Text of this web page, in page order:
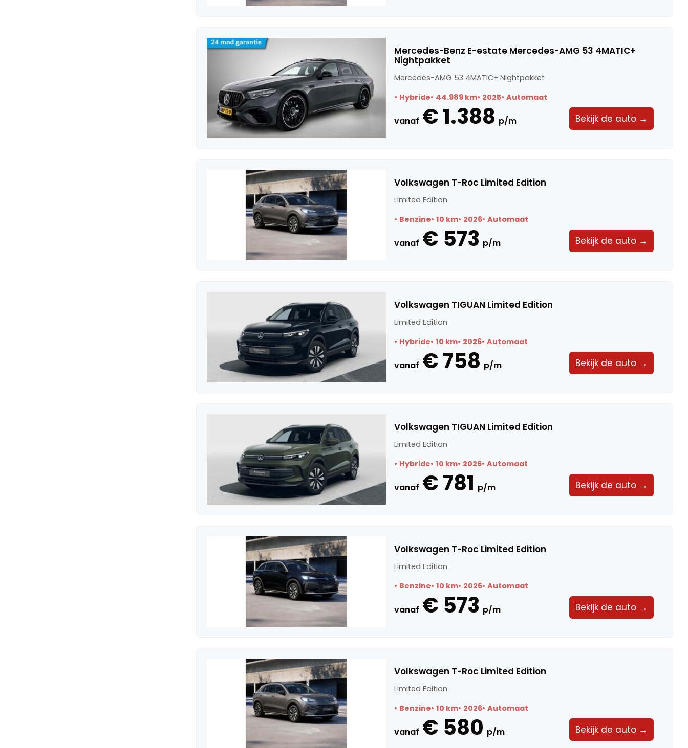
Mercedes-Benz E-estate Mercedes-AMG 53 4MATIC+
Nightpakket
Mercedes-AMG 53 4MATIC+ Nightpakket
Hybride 44.989 km 2025 Automaat
vanaf € 1.388 p/m Bekijk de auto →
Volkswagen T-Roc Limited Edition
Limited Edition
Benzine 10 km 2026 Automaat
vanaf € 573 p/m Bekijk de auto →
Volkswagen TIGUAN Limited Edition
Limited Edition
Hybride 10 km 2026 Automaat
vanaf € 758 p/m Bekijk de auto →
Volkswagen TIGUAN Limited Edition
Limited Edition
Hybride 10 km 2026 Automaat
vanaf € 781 p/m Bekijk de auto →
Volkswagen T-Roc Limited Edition
Limited Edition
Benzine 10 km 2026 Automaat
vanaf € 573 p/m Bekijk de auto →
Volkswagen T-Roc Limited Edition
Limited Edition
Benzine 10 km 2026 Automaat
vanaf € 580 p/m Bekijk de auto →